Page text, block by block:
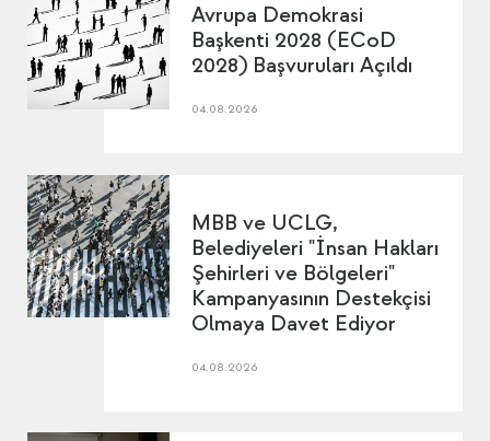
Avrupa Demokrasi
Başkenti 2028 (ECoD
2028) Başvuruları Açıldı
04.08.2026
MBB ve UCLG,
Belediyeleri "İnsan Hakları
Şehirleri ve Bölgeleri"
Kampanyasının Destekçisi
Olmaya Davet Ediyor
04.08.2026